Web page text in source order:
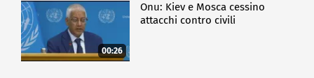
00:26
Onu: Kiev e Mosca cessino
attacchi contro civili